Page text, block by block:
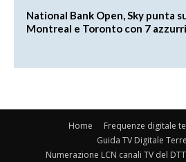
National Bank Open, Sky punta
Montreal e Toronto con 7 azzurri
Home
Frequenze digitale
Guida TV Digitale
Numerazione LCN canali TV del